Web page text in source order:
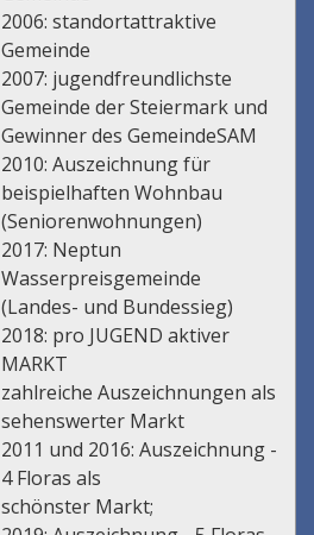
2006: standortattraktive
Gemeinde
2007: jugendfreundlichste
Gemeinde der Steiermark und
Gewinner des GemeindeSAM
2010: Auszeichnung für
beispielhaften Wohnbau
(Seniorenwohnungen)
2017: Neptun
Wasserpreisgemeinde
(Landes- und Bundessieg)
2018: pro JUGEND aktiver
MARKT
zahlreiche Auszeichnungen als
sehenswerter Markt
2011 und 2016: Auszeichnung -
4 Floras als
schönster Markt;